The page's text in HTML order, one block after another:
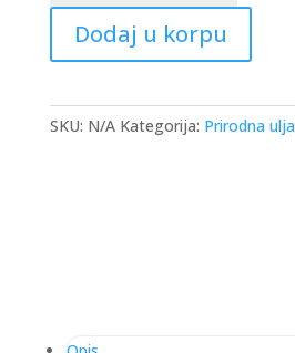
količina
Dodaj u korpu
SKU: N/A Kategorija: Prirodna ulja